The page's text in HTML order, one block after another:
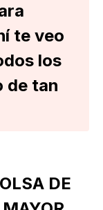
te veo
los
de tan
DE